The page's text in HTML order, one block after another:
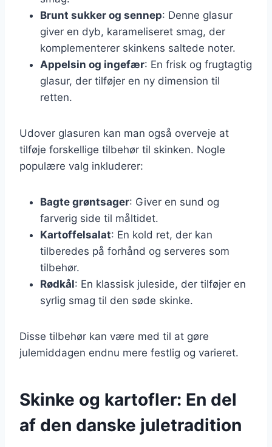
Brunt sukker og sennep: Denne glasur
giver en dyb, karameliseret smag, der
komplementerer skinkens saltede noter.
Appelsin og ingefær: En frisk og frugtagtig
glasur, der tilføjer en ny dimension til
retten.
Udover glasuren kan man også overveje at
tilføje forskellige tilbehør til skinken. Nogle
populære valg inkluderer:
Bagte grøntsager: Giver en sund og
farverig side til måltidet.
Kartoffelsalat: En kold ret, der kan
tilberedes på forhånd og serveres som
tilbehør.
Rødkål: En klassisk juleside, der tilføjer en
syrlig smag til den søde skinke.
Disse tilbehør kan være med til at gøre
julemiddagen endnu mere festlig og varieret.
Skinke og kartofler: En del
af den danske juletradition